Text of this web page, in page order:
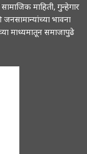
माहिती, गुन्हेगार
भावना
माध्यमातून समाजापुढे